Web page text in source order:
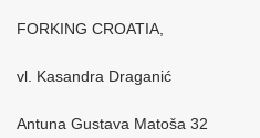
FORKING CROATIA,
vl. Kasandra Draganić
Antuna Gustava Matoša 32